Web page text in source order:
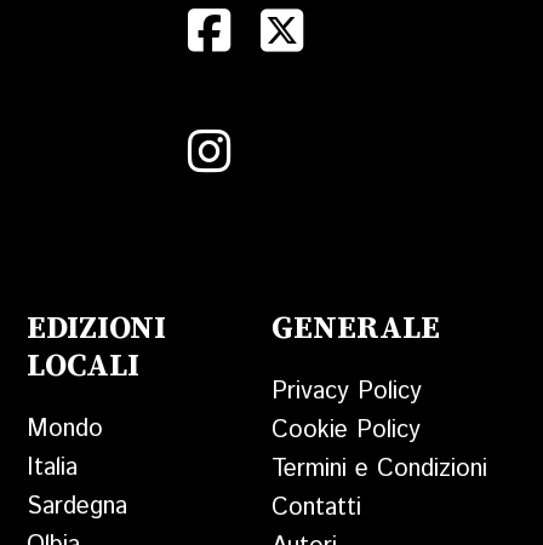
EDIZIONI
LOCALI
Mondo
Italia
Sardegna
GENERALE
Privacy Policy
Cookie Policy
Termini e Condizioni
Contatti